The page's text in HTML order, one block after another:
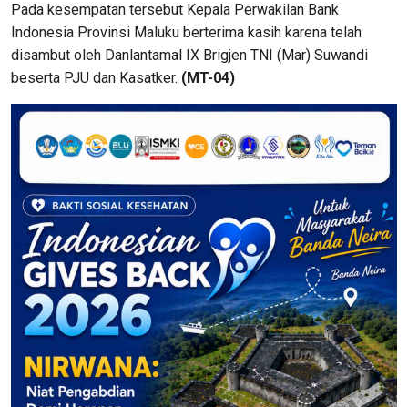
Pada kesempatan tersebut Kepala Perwakilan Bank
Indonesia Provinsi Maluku berterima kasih karena telah
disambut oleh Danlantamal IX Brigjen TNI (Mar) Suwandi
beserta PJU dan Kasatker. (MT-04)